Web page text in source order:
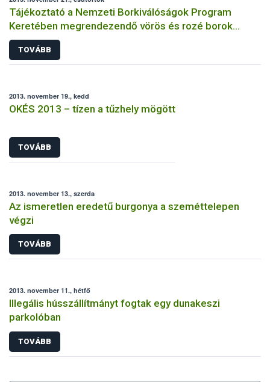
Tájékoztató a Nemzeti Borkiválóságok Program
Keretében megrendezendő vörös és rozé borok
Országkóstolójáról és a jelentkezés feltételeiről
TOVÁBB
2013. november 19., kedd
OKÉS 2013 – tízen a tűzhely mögött
TOVÁBB
2013. november 13., szerda
Az ismeretlen eredetű burgonya a szeméttelepen
végzi
TOVÁBB
2013. november 11., hétfő
Illegális hússzállítmányt fogtak egy dunakeszi
parkolóban
TOVÁBB